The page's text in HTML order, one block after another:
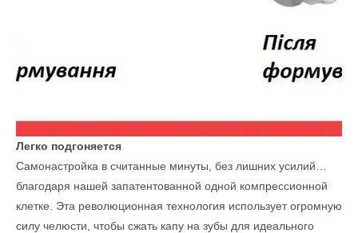
Легко подгоняется
Самонастройка в считанные минуты, без лишних усилий…
благодаря нашей запатентованной одной компрессионной
клетке. Эта революционная технология использует огромную
силу челюсти, чтобы сжать капу на зубы для идеального